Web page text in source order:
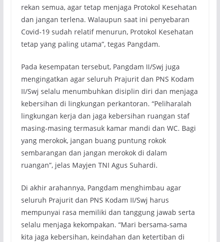
rekan semua, agar tetap menjaga Protokol Kesehatan
dan jangan terlena. Walaupun saat ini penyebaran
Covid-19 sudah relatif menurun, Protokol Kesehatan
tetap yang paling utama”, tegas Pangdam.
Pada kesempatan tersebut, Pangdam II/Swj juga
mengingatkan agar seluruh Prajurit dan PNS Kodam
II/Swj selalu menumbuhkan disiplin diri dan menjaga
kebersihan di lingkungan perkantoran. “Peliharalah
lingkungan kerja dan jaga kebersihan ruangan staf
masing-masing termasuk kamar mandi dan WC. Bagi
yang merokok, jangan buang puntung rokok
sembarangan dan jangan merokok di dalam
ruangan”, jelas Mayjen TNI Agus Suhardi.
Di akhir arahannya, Pangdam menghimbau agar
seluruh Prajurit dan PNS Kodam II/Swj harus
mempunyai rasa memiliki dan tanggung jawab serta
selalu menjaga kekompakan. “Mari bersama-sama
kita jaga kebersihan, keindahan dan ketertiban di